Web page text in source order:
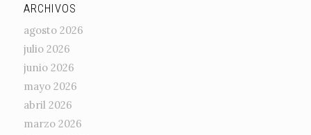
ARCHIVOS
agosto 2026
julio 2026
junio 2026
mayo 2026
abril 2026
marzo 2026